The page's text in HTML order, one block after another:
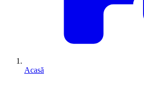
Acasă